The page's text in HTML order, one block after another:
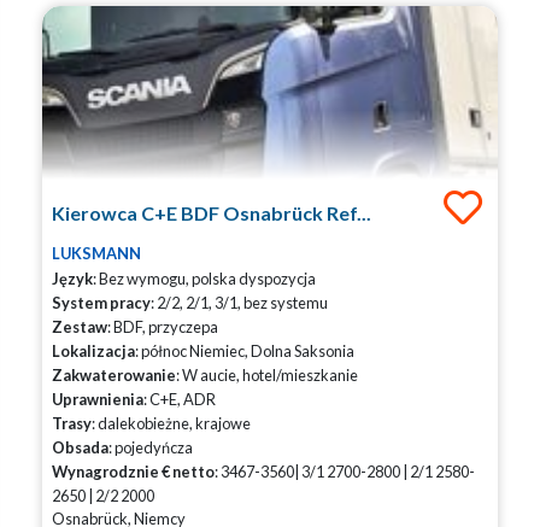
Kierowca C+E BDF Osnabrück Ref...
LUKSMANN
Język: Bez wymogu, polska dyspozycja
System pracy: 2/2, 2/1, 3/1, bez systemu
Zestaw: BDF, przyczepa
Lokalizacja: północ Niemiec, Dolna Saksonia
Zakwaterowanie: W aucie, hotel/mieszkanie
Uprawnienia: C+E, ADR
Trasy: dalekobieżne, krajowe
Obsada: pojedyńcza
Wynagrodznie € netto: 3467-3560| 3/1 2700-2800 | 2/1 2580-
2650 | 2/2 2000
Osnabrück, Niemcy